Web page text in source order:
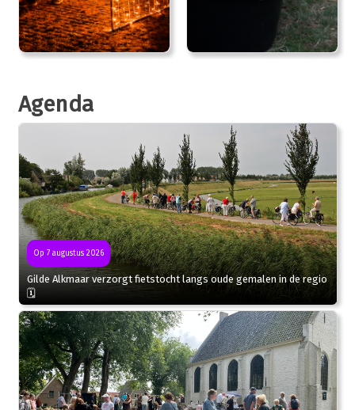
Agenda
Op 7 augustus 2026
Gilde Alkmaar verzorgt fietstocht langs oude gemalen in de regio
🗓